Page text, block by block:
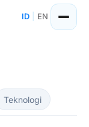
ID EN
Teknologi